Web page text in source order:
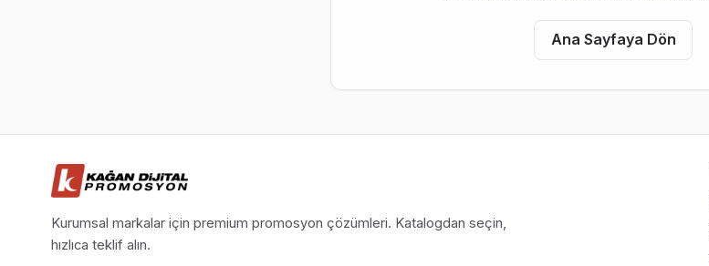
Ana Sayfaya Dön
Kurumsal markalar için premium promosyon çözümleri. Katalogdan seçin,
hızlıca teklif alın.